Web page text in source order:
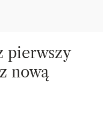
pierwszy
nową